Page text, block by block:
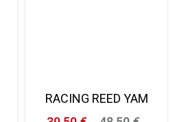
RACING REED YAM